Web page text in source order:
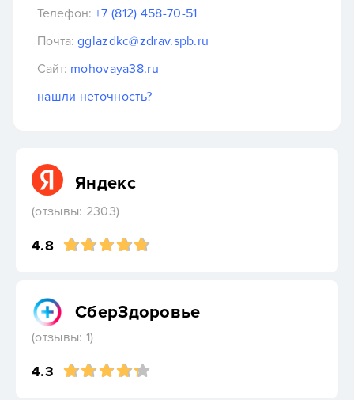
Телефон: +7 (812) 458-70-51
Почта: gglazdkc@zdrav.spb.ru
Сайт: mohovaya38.ru
нашли неточность?
Яндекс
(отзывы: 2303)
4.8
СберЗдоровье
(отзывы: 1)
4.3